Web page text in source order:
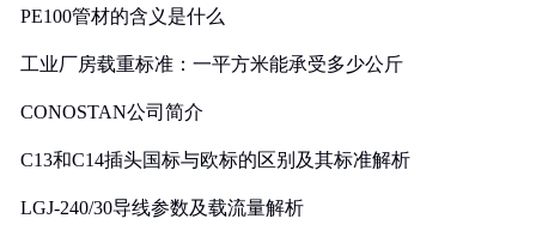
PE100管材的含义是什么
工业厂房载重标准：一平方米能承受多少公斤
CONOSTAN公司简介
C13和C14插头国标与欧标的区别及其标准解析
LGJ-240/30导线参数及载流量解析